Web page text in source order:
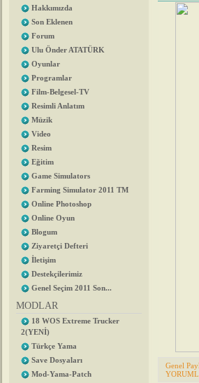
Hakkımızda
Son Eklenen
Forum
Ulu Önder ATATÜRK
Oyunlar
Programlar
Film-Belgesel-TV
Resimli Anlatım
Müzik
Video
Resim
Eğitim
Game Simulators
Farming Simulator 2011 TM
Online Photoshop
Online Oyun
Blogum
Ziyaretçi Defteri
İletişim
Destekçilerimiz
Genel Seçim 2011 Son...
MODLAR
18 WOS Extreme Trucker
2(YENİ)
Türkçe Yama
Save Dosyaları
Mod-Yama-Patch
Genel